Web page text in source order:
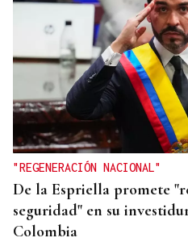
"REGENERACIÓN NACIONAL"
De la Espriella promete
seguridad" en su
Colombia